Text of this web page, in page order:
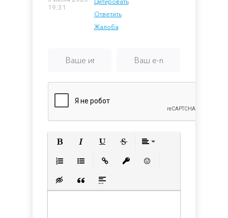
19:31
Ответить
Жалоба
Вставка скрытого текста
Вставка цитаты
Вставка спойлера